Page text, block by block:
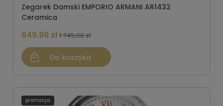
Zegarek Damski EMPORIO ARMANI AR1432
Ceramica
849,99 zł1 745,00 zł
Do koszyka
promocja